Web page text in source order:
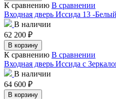
К сравнению В сравнении
Входная дверь Иссида 13 -
В наличии
62 200 ₽
В корзину
К сравнению В сравнении
Входная дверь Иссида с
В наличии
64 600 ₽
В корзину